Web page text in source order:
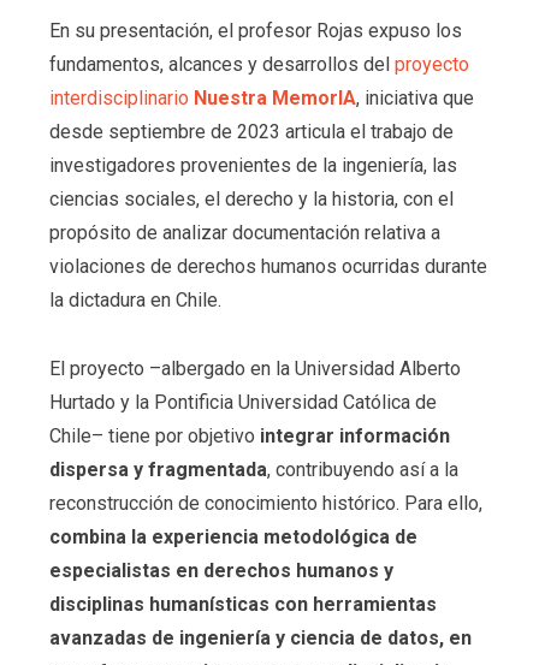
En su presentación, el profesor Rojas expuso los
fundamentos, alcances y desarrollos del proyecto
interdisciplinario Nuestra MemorIA, iniciativa que
desde septiembre de 2023 articula el trabajo de
investigadores provenientes de la ingeniería, las
ciencias sociales, el derecho y la historia, con el
propósito de analizar documentación relativa a
violaciones de derechos humanos ocurridas durante
la dictadura en Chile.
El proyecto –albergado en la Universidad Alberto
Hurtado y la Pontificia Universidad Católica de
Chile– tiene por objetivo integrar información
dispersa y fragmentada, contribuyendo así a la
reconstrucción de conocimiento histórico. Para ello,
combina la experiencia metodológica de
especialistas en derechos humanos y
disciplinas humanísticas con herramientas
avanzadas de ingeniería y ciencia de datos, en